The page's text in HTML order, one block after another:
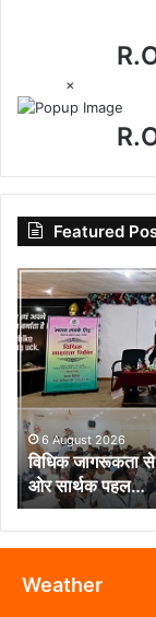
×
Featured
विधिक
जागरूकता
से
सशक्त
युवा:
नशामुक्त
एवं
न्यायप्रिय
समाज
की
ओर
सार्थक
पहल…
6 August 2026
विधिक जागरूकता
ओर सार्थक पहल…
Weather